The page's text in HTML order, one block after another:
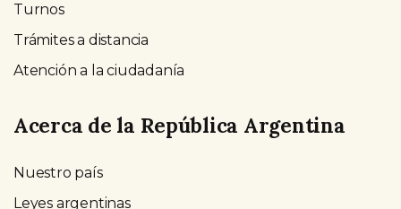
Turnos
Trámites a distancia
Atención a la ciudadanía
Acerca de la República Argentina
Nuestro país
Leyes argentinas